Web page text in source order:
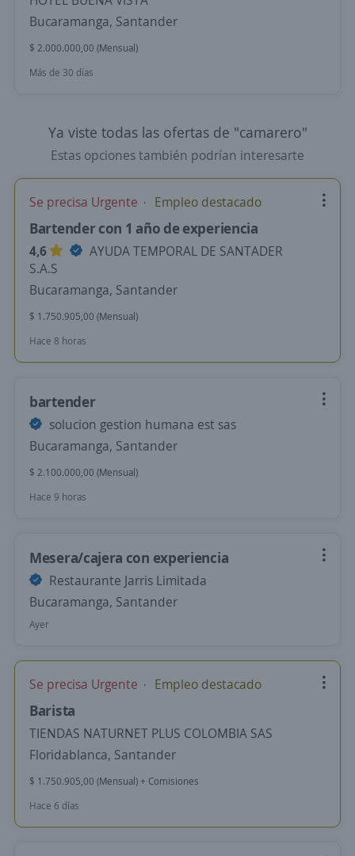
Bucaramanga, Santander
$ 2.000.000,00 (Mensual)
Más de 30 días
Ya viste todas las ofertas de "camarero"
Estas opciones también podrían interesarte
Se precisa Urgente Empleo destacado
Bartender con 1 año de experiencia
4,6
AYUDA TEMPORAL DE SANTADER
S.A.S
Bucaramanga, Santander
$ 1.750.905,00 (Mensual)
Hace 8 horas
bartender
solucion gestion humana est sas
Bucaramanga, Santander
$ 2.100.000,00 (Mensual)
Hace 9 horas
Mesera/cajera con experiencia
Restaurante Jarris Limitada
Bucaramanga, Santander
Ayer
Se precisa Urgente Empleo destacado
Barista
TIENDAS NATURNET PLUS COLOMBIA SAS
Floridablanca, Santander
$ 1.750.905,00 (Mensual) + Comisiones
Hace 6 días